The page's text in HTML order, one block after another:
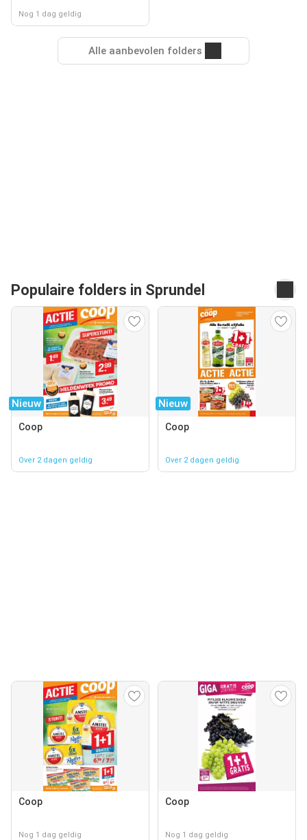
Nog 1 dag geldig
Alle aanbevolen folders
Populaire folders in Sprundel
Nieuw
Coop
Over 2 dagen geldig
Nieuw
Coop
Over 2 dagen geldig
Coop
Nog 1 dag geldig
Coop
Nog 1 dag geldig